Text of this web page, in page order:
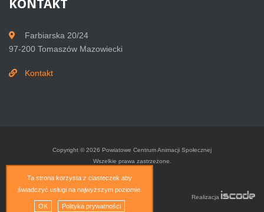
KONTAKT
Farbiarska 20/24
97-200 Tomaszów Mazowiecki
Kontakt
Copyright © 2026 Powiatowe Centrum Animacji Społecznej
Wszelkie prawa zastrzeżone.
Facebook Realizacja
Ta strona korzysta z ciasteczek aby
świadczyć usługi na najwyższym poziomie.
OK Polityka prywatności